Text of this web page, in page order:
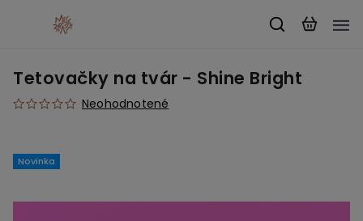
Tetovačky na tvár - Shine Bright
Neohodnotené
Novinka